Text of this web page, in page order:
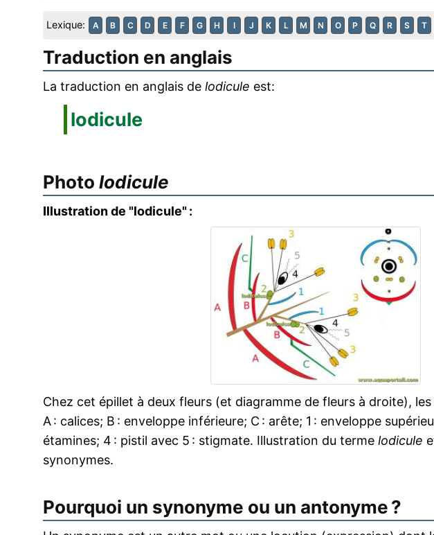
Lexique: A B C D E F G H I J K L M N O P Q R S T
Traduction en anglais
La traduction en anglais de lodicule est:
lodicule
Photo lodicule
Illustration de "lodicule" :
Chez cet épillet à deux fleurs (et diagramme de fleurs à droite),
A : calices; B : enveloppe inférieure; C : arête; 1 : enveloppe
étamines; 4 : pistil avec 5 : stigmate. Illustration du terme lodicule
synonymes.
Pourquoi un synonyme ou un antonyme ?